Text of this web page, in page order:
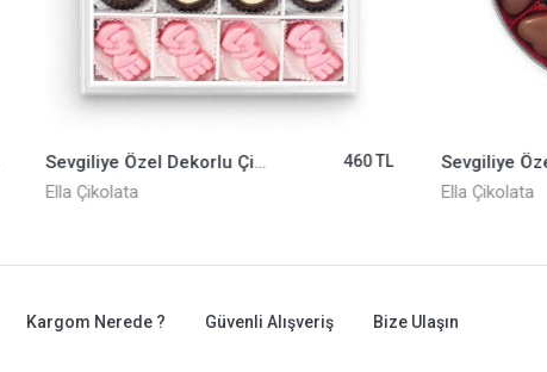
Sevgiliye Özel Dekorlu Çikolata ELLA0001226
Ella Çikolata
460 TL
Ella Çikolata
Kargom Nerede ? Güvenli Alışveriş Bize Ulaşın